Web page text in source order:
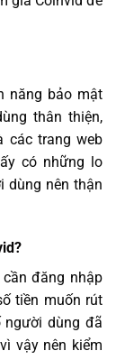
năng bảo mật
thân thiện,
các trang web
có những lo
dùng nên thận
đăng nhập
tiền muốn rút
người dùng đã
vậy nên kiểm